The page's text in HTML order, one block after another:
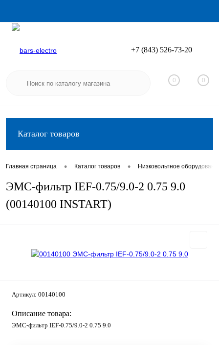
Вход
+7 (843) 526-73-20
0 0
Каталог товаров
Главная страница • Каталог товаров • Низковольтное
ЭМС-фильтр IEF-0.75/9.0-2 0.75 9.0
(00140100 INSTART)
Артикул: 00140100
Описание товара:
ЭМС-фильтр IEF-0.75/9.0-2 0.75 9.0